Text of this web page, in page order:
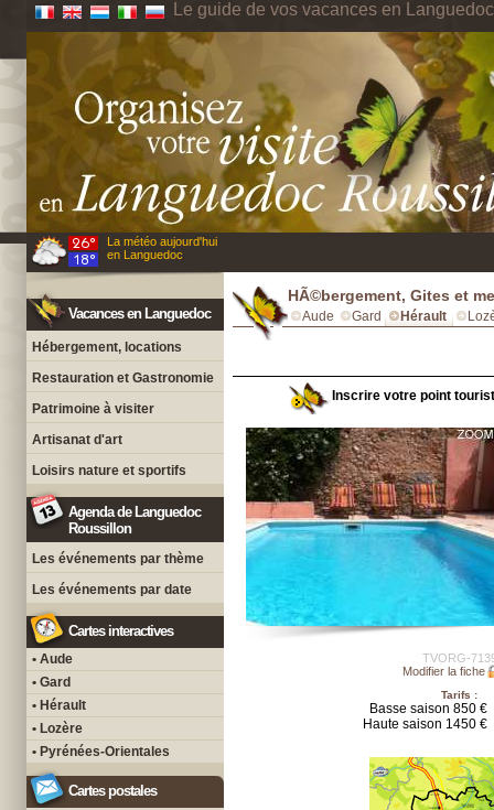
Le guide de vos vacances en Languedoc
La météo aujourd'hui
en Languedoc
Vacances en Languedoc
Hébergement, locations
Restauration et Gastronomie
Patrimoine à visiter
Artisanat d'art
Loisirs nature et sportifs
Agenda de Languedoc
Roussillon
Les événements par thème
Les événements par date
Cartes interactives
• Aude
• Gard
• Hérault
• Lozère
• Pyrénées-Orientales
Cartes postales
HÃ©bergement, Gites et
Aude Gard Hérault
Inscrire votre point
TVORG-
Modifier la fiche
Tarifs :
Basse saison 850 €
Haute saison 1450 €